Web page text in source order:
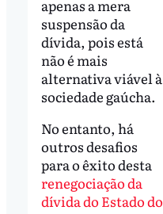
apenas a mera
suspensão da
dívida, pois está
não é mais
alternativa viável à
sociedade gaúcha.
No entanto, há
outros desafios
para o êxito desta
renegociação da
dívida do Estado do